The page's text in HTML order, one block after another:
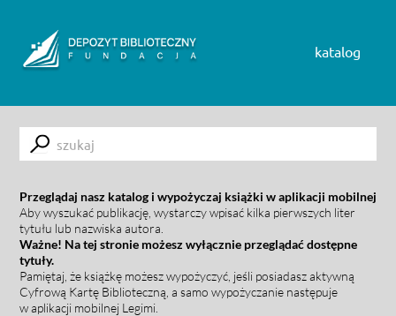
katalog
Submit
Przeglądaj nasz katalog i wypożyczaj książki w aplikacji mobilnej
Aby wyszukać publikację, wystarczy wpisać kilka pierwszych liter
tytułu lub nazwiska autora.
Ważne! Na tej stronie możesz wyłącznie przeglądać dostępne
tytuły.
Pamiętaj, że książkę możesz wypożyczyć, jeśli posiadasz aktywną
Cyfrową Kartę Biblioteczną, a samo wypożyczanie następuje
w aplikacji mobilnej Legimi.